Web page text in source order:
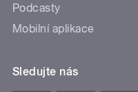
Podcasty
Mobilní aplikace
Sledujte nás